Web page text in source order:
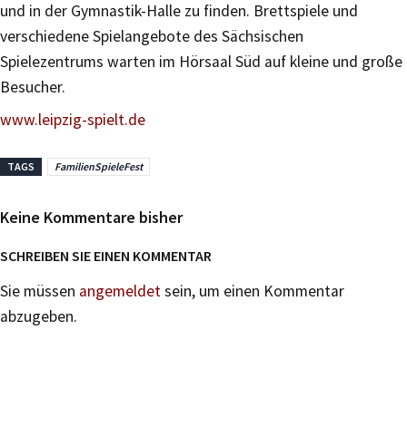
und in der Gymnastik-Halle zu finden. Brettspiele und
verschiedene Spielangebote des Sächsischen
Spielezentrums warten im Hörsaal Süd auf kleine und große
Besucher.
www.leipzig-spielt.de
TAGS FamilienSpieleFest
Keine Kommentare bisher
SCHREIBEN SIE EINEN KOMMENTAR
Sie müssen angemeldetsein, um einen Kommentar
abzugeben.